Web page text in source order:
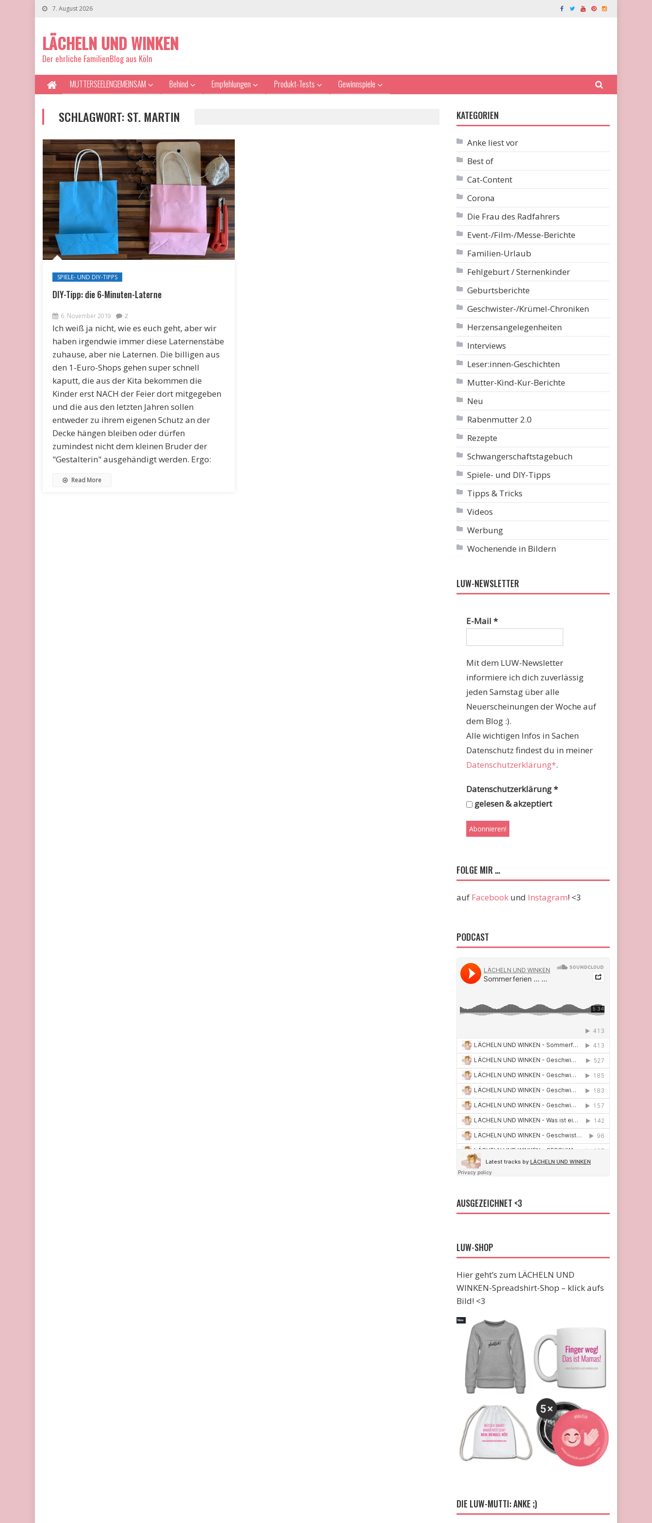
7. August 2026
LÄCHELN UND WINKEN
Der ehrliche FamilienBlog aus Köln
MUTTERSEELENGEMEINSAM Behind Empfehlungen Produkt-Tests Gewinnspiele
SCHLAGWORT:ST. MARTIN
SPIELE- UND DIY-TIPPS
DIY-Tipp: die 6-Minuten-Laterne
6. November 2019 2
Ich weiß ja nicht, wie es euch geht, aber wir
haben irgendwie immer diese Laternenstäbe
zuhause, aber nie Laternen. Die billigen aus
den 1-Euro-Shops gehen super schnell
kaputt, die aus der Kita bekommen die
Kinder erst NACH der Feier dort mitgegeben
und die aus den letzten Jahren sollen
entweder zu ihrem eigenen Schutz an der
Decke hängen bleiben oder dürfen
zumindest nicht dem kleinen Bruder der
"Gestalterin" ausgehändigt werden. Ergo:
Read More
KATEGORIEN
Anke liest vor
Best of
Cat-Content
Corona
Die Frau des Radfahrers
Event-/Film-/Messe-Berichte
Familien-Urlaub
Fehlgeburt / Sternenkinder
Geburtsberichte
Geschwister-/Krümel-Chroniken
Herzensangelegenheiten
Interviews
Leser:innen-Geschichten
Mutter-Kind-Kur-Berichte
Neu
Rabenmutter 2.0
Rezepte
Schwangerschaftstagebuch
Spiele- und DIY-Tipps
Tipps & Tricks
Videos
Werbung
Wochenende in Bildern
LUW-NEWSLETTER
E-Mail*
Mit dem LUW-Newsletter
informiere ich dich zuverlässig
jeden Samstag über alle
Neuerscheinungen der Woche auf
dem Blog :).
Alle wichtigen Infos in Sachen
Datenschutz findest du in meiner
Datenschutzerklärung*.
Datenschutzerklärung*
gelesen & akzeptiert
FOLGE MIR …
auf Facebook und Instagram! <3
PODCAST
AUSGEZEICHNET <3
LUW-SHOP
Hier geht’s zum LÄCHELN UND
WINKEN-Spreadshirt-Shop – klick aufs
Bild! <3
DIE LUW-MUTTI: ANKE ;)